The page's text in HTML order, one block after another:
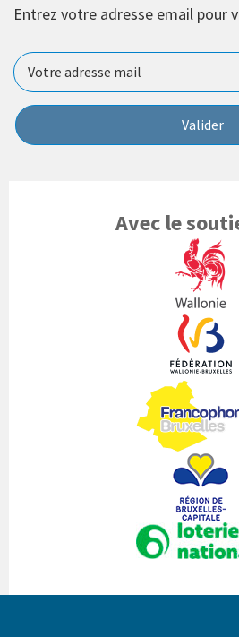
Entrez votre adresse email pour
Valider
Avec le